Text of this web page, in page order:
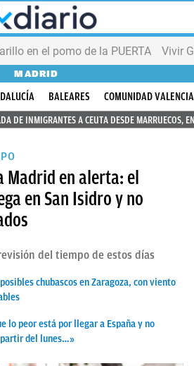
en el pomo de la PUERTA Vivir
MADRID
BALEARES
COMUNIDAD
DE INMIGRANTES A CEUTA DESDE MARRUECOS,
Madrid en alerta: el
en San Isidro y no
del tiempo de estos días
chubascos en Zaragoza, con viento
lo peor está por llegar a España y no
partir del lunes…»